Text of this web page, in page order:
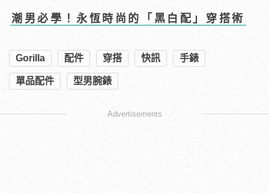
潮男必學！永恆時尚的「黑白配」穿搭術
Gorilla 配件 穿搭 快訊 手錶
單品配件 型男腕錶
Advertisements